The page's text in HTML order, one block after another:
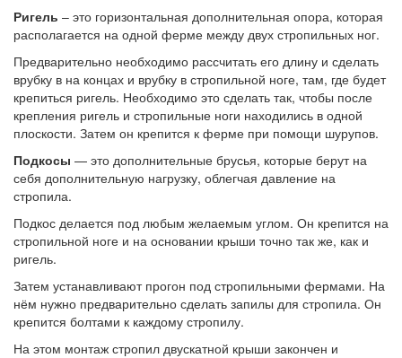
Ригель – это горизонтальная дополнительная опора, которая
располагается на одной ферме между двух стропильных ног.
Предварительно необходимо рассчитать его длину и сделать
врубку в на концах и врубку в стропильной ноге, там, где будет
крепиться ригель. Необходимо это сделать так, чтобы после
крепления ригель и стропильные ноги находились в одной
плоскости. Затем он крепится к ферме при помощи шурупов.
Подкосы — это дополнительные брусья, которые берут на
себя дополнительную нагрузку, облегчая давление на
стропила.
Подкос делается под любым желаемым углом. Он крепится на
стропильной ноге и на основании крыши точно так же, как и
ригель.
Затем устанавливают прогон под стропильными фермами. На
нём нужно предварительно сделать запилы для стропила. Он
крепится болтами к каждому стропилу.
На этом монтаж стропил двускатной крыши закончен и